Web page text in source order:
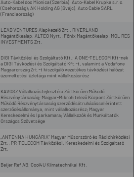
Auto-Kabel doo Mionica (Szerbia); Auto-Kabel Krupka s.r.o.
(Csehország); AK Holding AG (Svájc); Auto Cable SARL
(Franciaország)
LEAD VENTURES Alapkezelő Zrt.; RIVERLAND
Magántőkealap; ALTEO Nyrt.; Főnix Magántőkealap; MOL RES
INVESTMENTS Zrt.
DIGI Távközlési és Szolgáltató Kft.; A ONE-TELECOM Kft-nek
a DIGI Távközlési és Szolgáltató Kft.-t, valamint a Vodafone
Magyarország Zrt.-t kiszolgáló vezetékes távközlési hálózat
üzemeltetési üzletága mint vállalkozásrész
KAVOSZ Vállalkozásfejlesztési Zártkörűen Működő
Részvénytársaság; Magyar-Mikrohitelező Központ Zártkörűen
Működő Részvénytársaság szerződésátruházással érintett
szerződésállománya, mint vállalkozásrész; Magyar
Kereskedelmi és Iparkamara; Vállalkozók és Munkáltatók
Országos Szövetsége
„ANTENNA HUNGÁRIA” Magyar Műsorszóró és Rádióhírközlési
Zrt.; PR-TELECOM Távközlési, Kereskedelmi és Szolgáltató
Zrt.
Beijer Ref AB; Cool4U Klímatechnikai Kft.